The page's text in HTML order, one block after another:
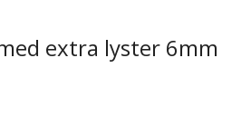
extra lyster 6mm